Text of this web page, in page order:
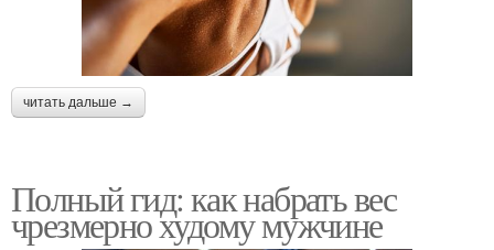
читать дальше →
Полный гид: как набрать вес
чрезмерно худому мужчине